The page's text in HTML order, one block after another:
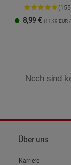
8,99 € (11,99 EUR
Noch sind
Über uns
Karriere